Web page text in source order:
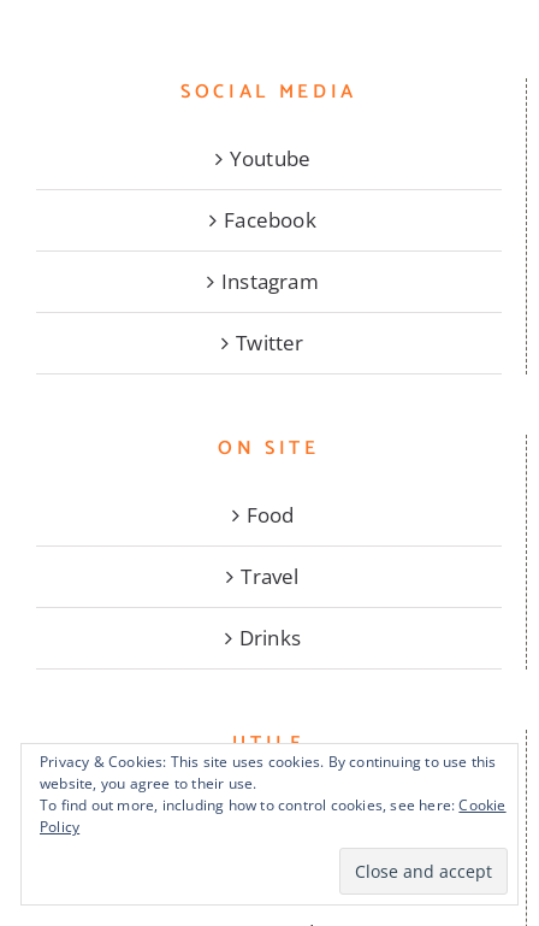
SOCIAL MEDIA
Youtube
Facebook
Instagram
Twitter
ON SITE
Food
Travel
Drinks
UTILE
Despre noi
Privacy & Cookies: This site uses cookies. By continuing to use this
website, you agree to their use.
To find out more, including how to control cookies, see here:Cookie
Policy